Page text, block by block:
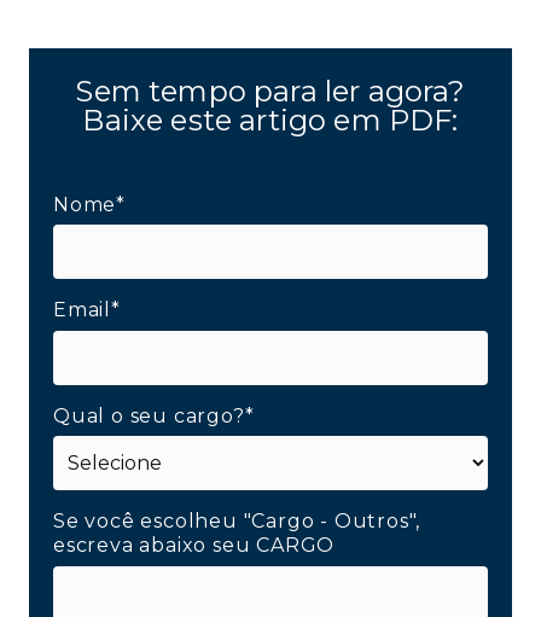
Sem tempo para ler agora?
Baixe este artigo em PDF:
Nome*
Email*
Qual o seu cargo?*
Se você escolheu "Cargo - Outros",
escreva abaixo seu CARGO